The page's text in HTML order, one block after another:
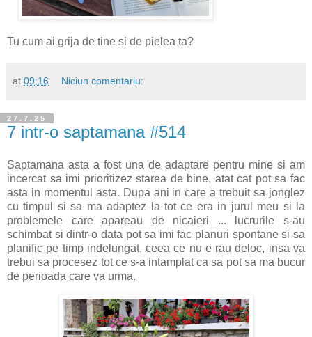
Tu cum ai grija de tine si de pielea ta?
at 09:16 Niciun comentariu:
27.7.25
7 intr-o saptamana #514
Saptamana asta a fost una de adaptare pentru mine si am
incercat sa imi prioritizez starea de bine, atat cat pot sa fac
asta in momentul asta. Dupa ani in care a trebuit sa jonglez
cu timpul si sa ma adaptez la tot ce era in jurul meu si la
problemele care apareau de nicaieri ... lucrurile s-au
schimbat si dintr-o data pot sa imi fac planuri spontane si sa
planific pe timp indelungat, ceea ce nu e rau deloc, insa va
trebui sa procesez tot ce s-a intamplat ca sa pot sa ma bucur
de perioada care va urma.